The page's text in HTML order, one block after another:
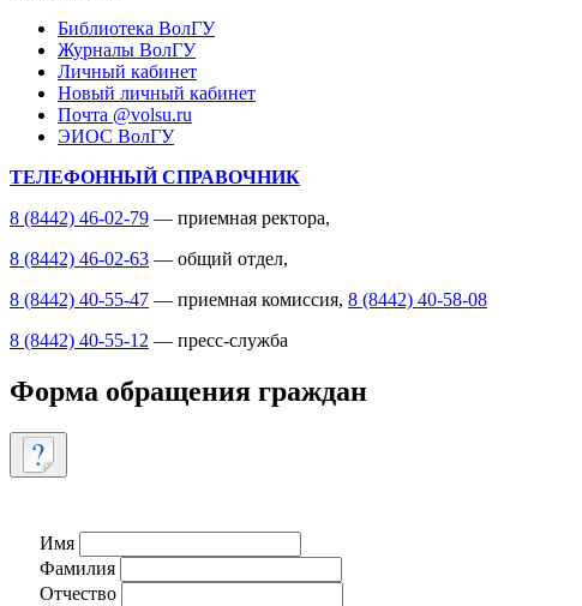
Библиотека ВолГУ
Журналы ВолГУ
Личный кабинет
Новый личный кабинет
Почта @volsu.ru
ЭИОС ВолГУ
ТЕЛЕФОННЫЙ СПРАВОЧНИК
8 (8442) 46-02-79 — приемная ректора,
8 (8442) 46-02-63 — общий отдел,
8 (8442) 40-55-47 — приемная комиссия, 8 (8442) 40-58-08
8 (8442) 40-55-12 — пресс-служба
Форма обращения граждан
Имя
Фамилия
Отчество